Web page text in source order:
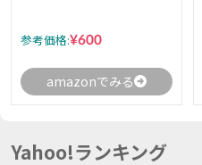
参考価格:¥600
amazonでみる
Yahoo!ランキング